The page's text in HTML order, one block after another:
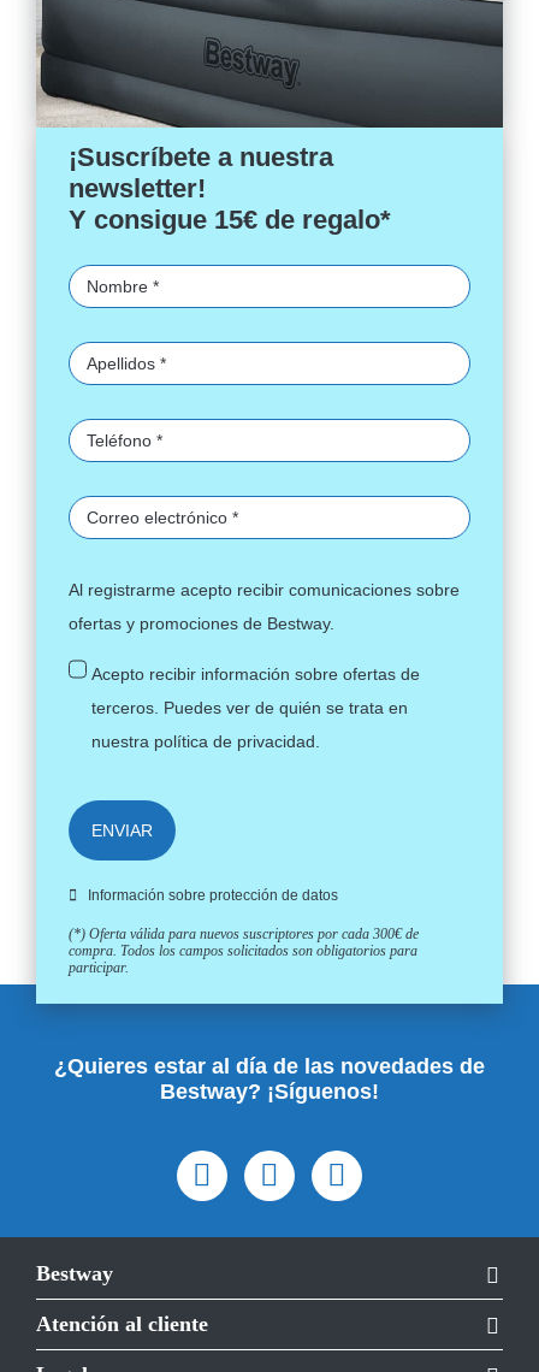
¡Suscríbete a nuestra
newsletter!
Y consigue 15€ de regalo*
Al registrarme acepto recibir comunicaciones sobre
ofertas y promociones de Bestway.
Acepto recibir información sobre ofertas de
terceros. Puedes ver de quién se trata en
nuestra política de privacidad
ENVIAR
Información sobre protección de datos
(*) Oferta válida para nuevos suscriptores por cada 300€ de
compra. Todos los campos solicitados son obligatorios para
participar.
¿Quieres estar al día de las novedades de
Bestway? ¡Síguenos!
Bestway
Atención al cliente